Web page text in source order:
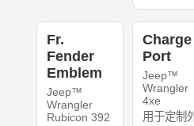
Fr.
Fender
Emblem
Jeep™
Wrangler
Rubicon 392
Charge
Port
Jeep™
Wrangler
4xe
用于定制